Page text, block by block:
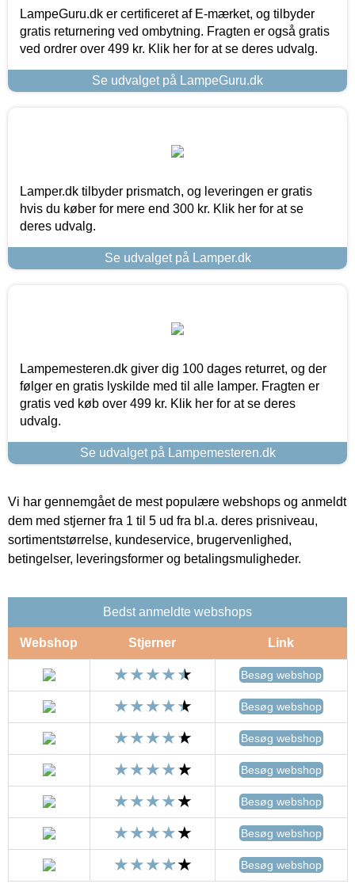
LampeGuru.dk er certificeret af E-mærket, og tilbyder
gratis returnering ved ombytning. Fragten er også gratis
ved ordrer over 499 kr. Klik her for at se deres udvalg.
Se udvalget på LampeGuru.dk
Lamper.dk tilbyder prismatch, og leveringen er gratis
hvis du køber for mere end 300 kr. Klik her for at se
deres udvalg.
Se udvalget på Lamper.dk
Lampemesteren.dk giver dig 100 dages returret, og der
følger en gratis lyskilde med til alle lamper. Fragten er
gratis ved køb over 499 kr. Klik her for at se deres
udvalg.
Se udvalget på Lampemesteren.dk
Vi har gennemgået de mest populære webshops og anmeldt
dem med stjerner fra 1 til 5 ud fra bl.a. deres prisniveau,
sortimentstørrelse, kundeservice, brugervenlighed,
betingelser, leveringsformer og betalingsmuligheder.
Bedst anmeldte webshops
Webshop Stjerner Link
Besøg webshop
Besøg webshop
Besøg webshop
Besøg webshop
Besøg webshop
Besøg webshop
Besøg webshop